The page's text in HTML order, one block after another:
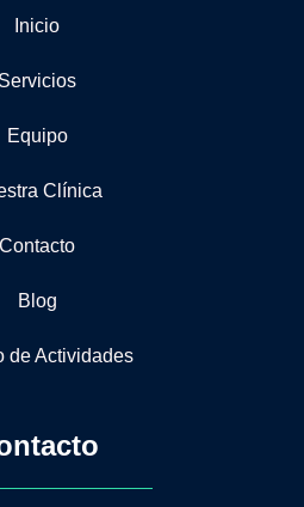
Inicio
Servicios
Equipo
Clínica
Contacto
Blog
de Actividades